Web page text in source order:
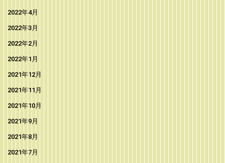
2022年4月
2022年3月
2022年2月
2022年1月
2021年12月
2021年11月
2021年10月
2021年9月
2021年8月
2021年7月